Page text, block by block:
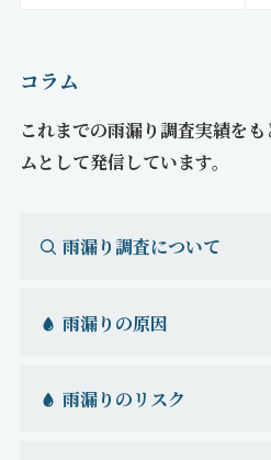
コラム
これまでの雨漏り調査実績を
ムとして発信しています。
雨漏り調査について
雨漏りの原因
雨漏りのリスク